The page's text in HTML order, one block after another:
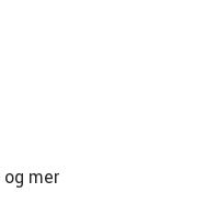
mer